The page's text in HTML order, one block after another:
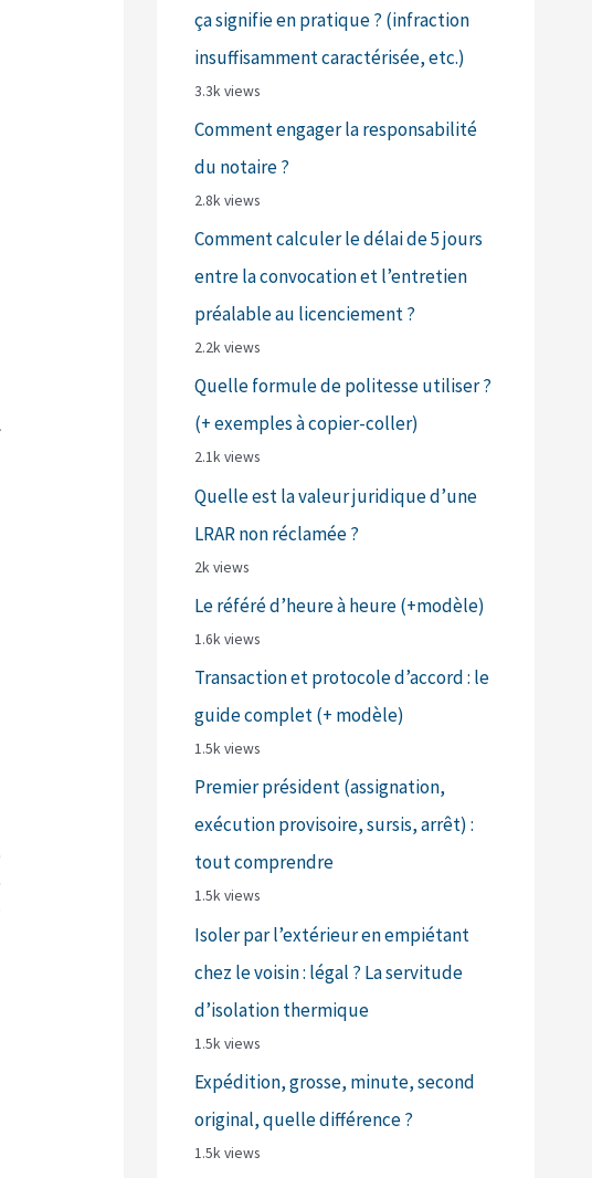
ça signifie en pratique ? (infraction
insuffisamment caractérisée, etc.)
3.3k views
Comment engager la responsabilité
du notaire ?
2.8k views
Comment calculer le délai de 5 jours
entre la convocation et l’entretien
préalable au licenciement ?
2.2k views
Quelle formule de politesse utiliser ?
(+ exemples à copier-coller)
2.1k views
Quelle est la valeur juridique d’une
LRAR non réclamée ?
2k views
Le référé d’heure à heure (+modèle)
1.6k views
Transaction et protocole d’accord : le
guide complet (+ modèle)
1.5k views
Premier président (assignation,
exécution provisoire, sursis, arrêt) :
tout comprendre
1.5k views
Isoler par l’extérieur en empiétant
chez le voisin : légal ? La servitude
d’isolation thermique
1.5k views
Expédition, grosse, minute, second
original, quelle différence ?
1.5k views